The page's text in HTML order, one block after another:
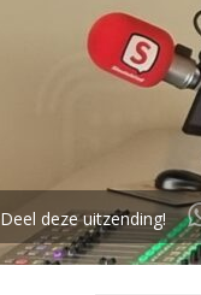
Deel deze uitzending!